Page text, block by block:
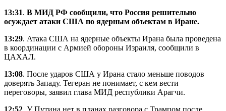
13:31. В МИД РФ сообщили, что Россия решительно
осуждает атаки США по ядерным объектам в Иране.
13:29. Атака США на ядерные объекты Ирана была проведена
в координации с Армией обороны Израиля, сообщили в
ЦАХАЛ.
13:08. После ударов США у Ирана стало меньше поводов
доверять Западу. Тегеран не понимает, с кем вести
переговоры, заявил глава МИД республики Арагчи.
12:52 . У Путина нет в планах разговора с Трампом после